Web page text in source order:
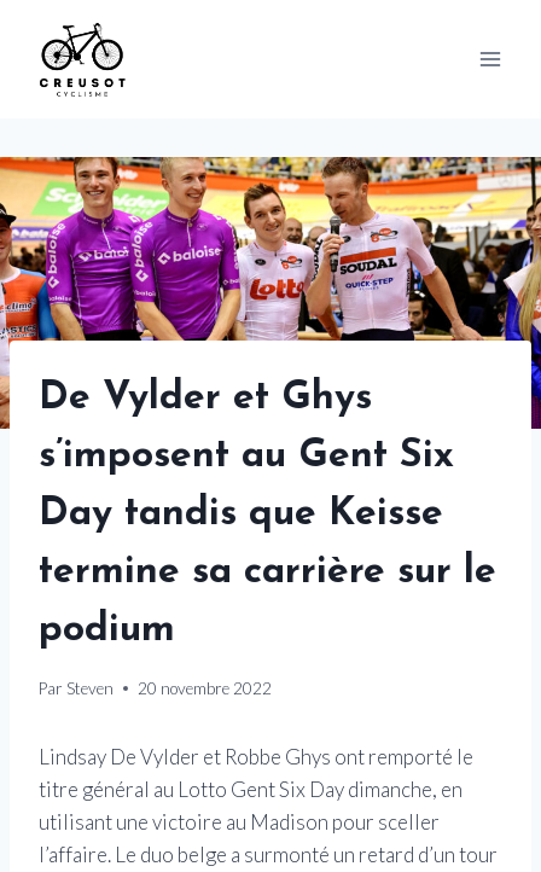
content
De Vylder et Ghys
s’imposent au Gent Six
Day tandis que Keisse
termine sa carrière sur le
podium
Par Steven 20 novembre 2022
Lindsay De Vylder et Robbe Ghys ont remporté le
titre général au Lotto Gent Six Day dimanche, en
utilisant une victoire au Madison pour sceller
l’affaire. Le duo belge a surmonté un retard d’un tour